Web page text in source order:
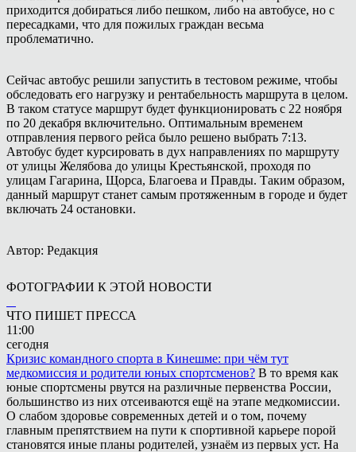
приходится добираться либо пешком, либо на автобусе, но с
пересадками, что для пожилых граждан весьма
проблематично.
Сейчас автобус решили запустить в тестовом режиме, чтобы
обследовать его нагрузку и рентабельность маршрута в целом.
В таком статусе маршрут будет функционировать с 22 ноября
по 20 декабря включительно. Оптимальным временем
отправления первого рейса было решено выбрать 7:13.
Автобус будет курсировать в дух направлениях по маршруту
от улицы Желябова до улицы Крестьянской, проходя по
улицам Гагарина, Щорса, Благоева и Правды. Таким образом,
данный маршрут станет самым протяженным в городе и будет
включать 24 остановки.
Автор: Редакция
ФОТОГРАФИИ К ЭТОЙ НОВОСТИ
ЧТО ПИШЕТ ПРЕССА
11:00
сегодня
Кризис командного спорта в Кинешме: при чём тут
медкомиссия и родители юных спортсменов? В то время как
юные спортсмены рвутся на различные первенства России,
большинство из них отсеиваются ещё на этапе медкомиссии.
О слабом здоровье современных детей и о том, почему
главным препятствием на пути к спортивной карьере порой
становятся иные планы родителей, узнаём из первых уст. На